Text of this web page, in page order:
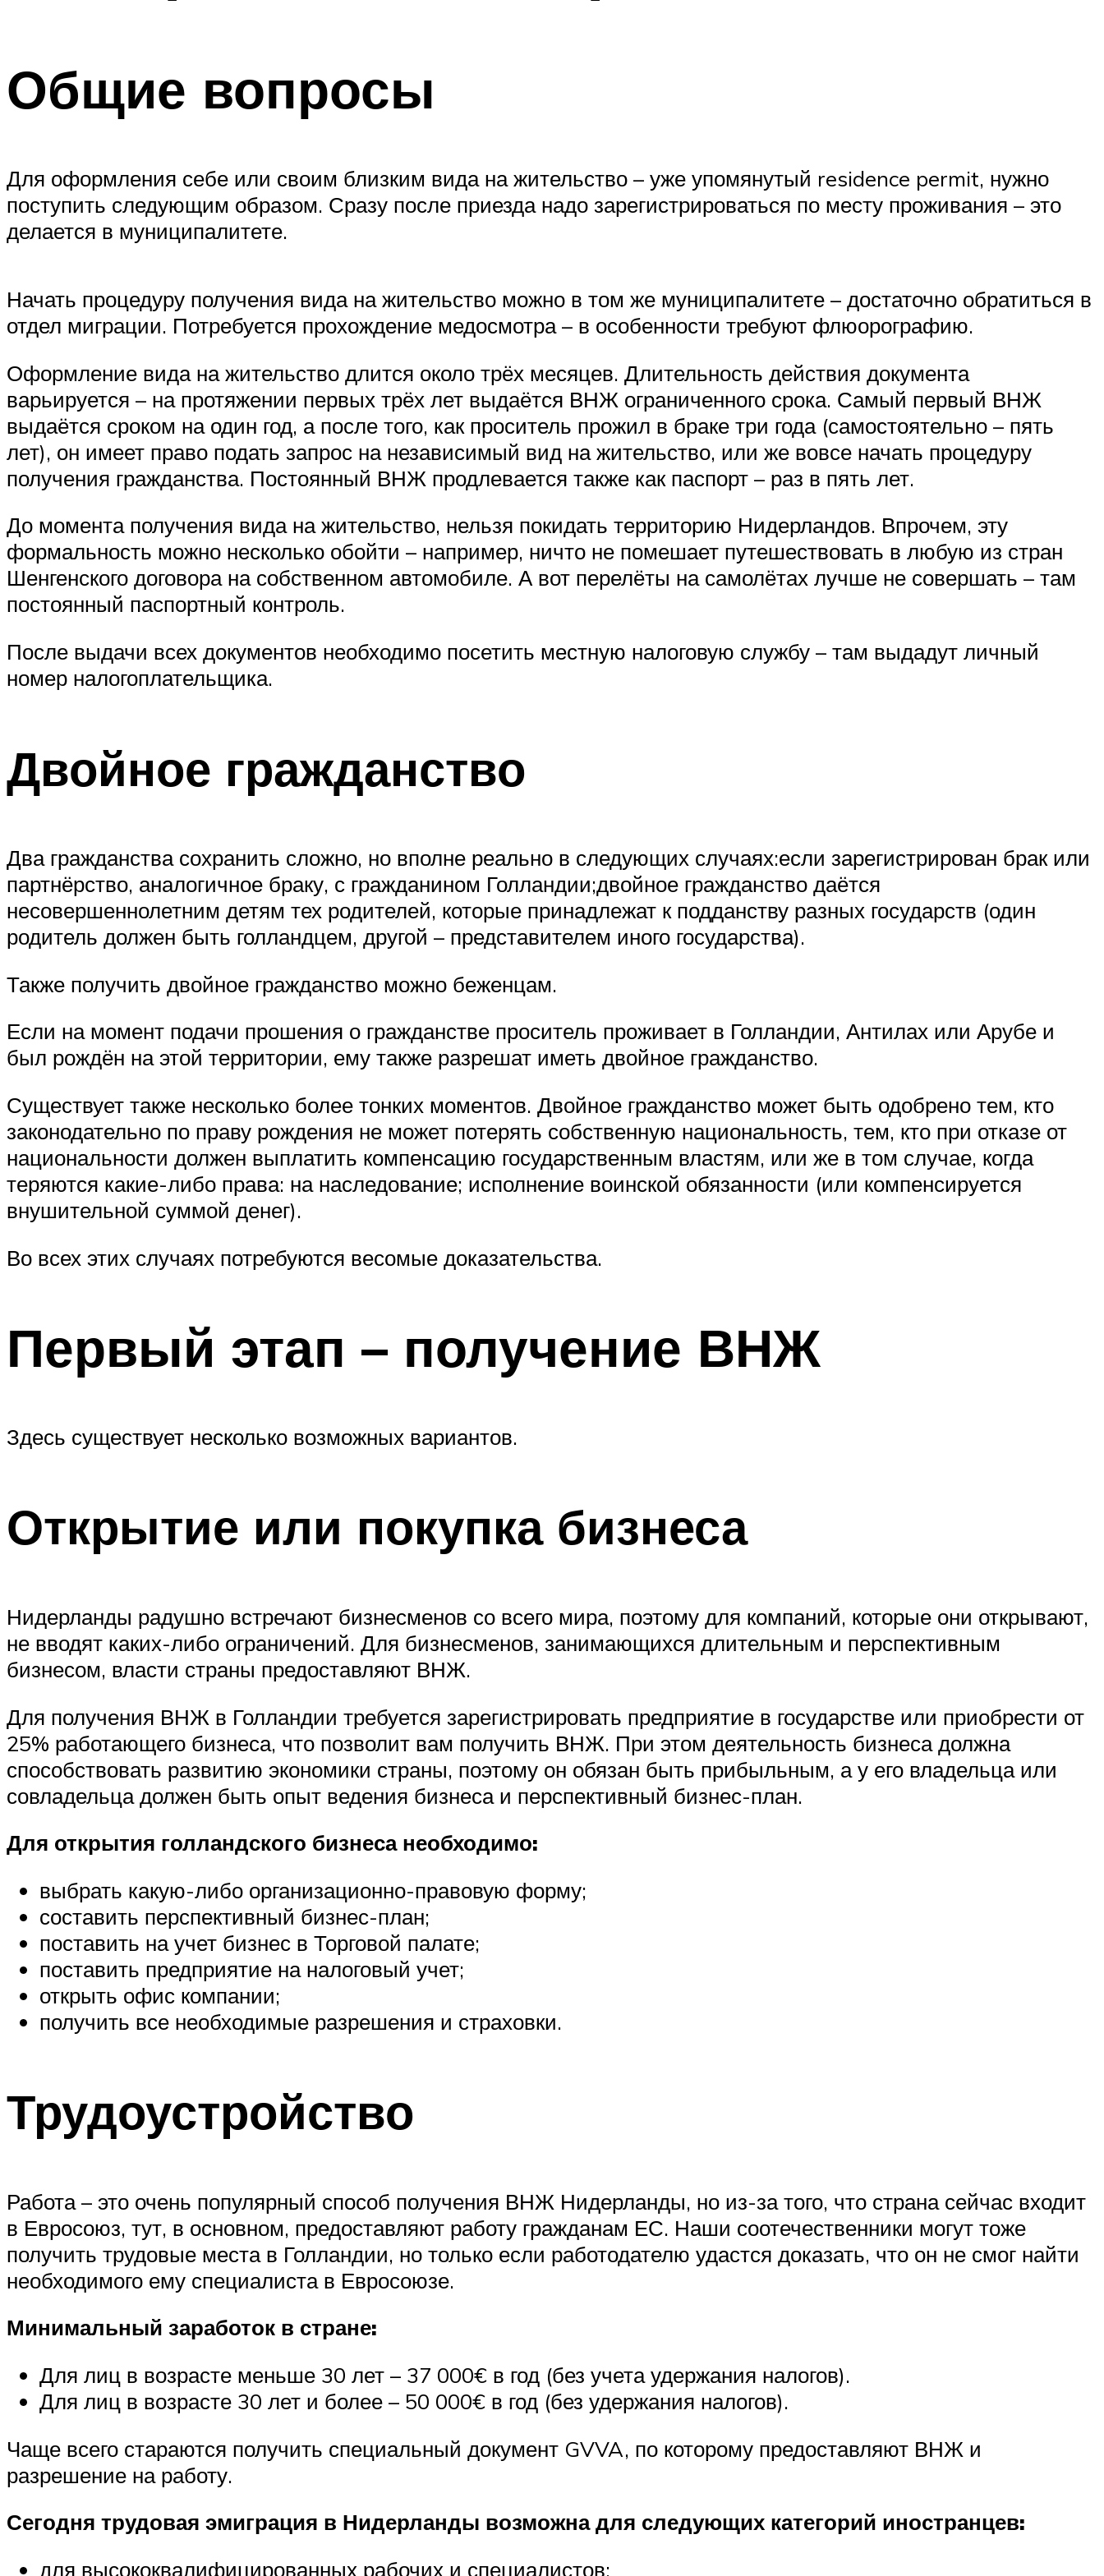
Общие вопросы
Для оформления себе или своим близким вида на жительство – уже упомянутый residence permit, нужно
поступить следующим образом. Сразу после приезда надо зарегистрироваться по месту проживания – это
делается в муниципалитете.
Начать процедуру получения вида на жительство можно в том же муниципалитете – достаточно обратиться в
отдел миграции. Потребуется прохождение медосмотра – в особенности требуют флюорографию.
Оформление вида на жительство длится около трёх месяцев. Длительность действия документа
варьируется – на протяжении первых трёх лет выдаётся ВНЖ ограниченного срока. Самый первый ВНЖ
выдаётся сроком на один год, а после того, как проситель прожил в браке три года (самостоятельно – пять
лет), он имеет право подать запрос на независимый вид на жительство, или же вовсе начать процедуру
получения гражданства. Постоянный ВНЖ продлевается также как паспорт – раз в пять лет.
До момента получения вида на жительство, нельзя покидать территорию Нидерландов. Впрочем, эту
формальность можно несколько обойти – например, ничто не помешает путешествовать в любую из стран
Шенгенского договора на собственном автомобиле. А вот перелёты на самолётах лучше не совершать – там
постоянный паспортный контроль.
После выдачи всех документов необходимо посетить местную налоговую службу – там выдадут личный
номер налогоплательщика.
Двойное гражданство
Два гражданства сохранить сложно, но вполне реально в следующих случаях:если зарегистрирован брак или
партнёрство, аналогичное браку, с гражданином Голландии;двойное гражданство даётся
несовершеннолетним детям тех родителей, которые принадлежат к подданству разных государств (один
родитель должен быть голландцем, другой – представителем иного государства).
Также получить двойное гражданство можно беженцам.
Если на момент подачи прошения о гражданстве проситель проживает в Голландии, Антилах или Арубе и
был рождён на этой территории, ему также разрешат иметь двойное гражданство.
Существует также несколько более тонких моментов. Двойное гражданство может быть одобрено тем, кто
законодательно по праву рождения не может потерять собственную национальность, тем, кто при отказе от
национальности должен выплатить компенсацию государственным властям, или же в том случае, когда
теряются какие-либо права: на наследование; исполнение воинской обязанности (или компенсируется
внушительной суммой денег).
Во всех этих случаях потребуются весомые доказательства.
Первый этап – получение ВНЖ
Здесь существует несколько возможных вариантов.
Открытие или покупка бизнеса
Нидерланды радушно встречают бизнесменов со всего мира, поэтому для компаний, которые они открывают,
не вводят каких-либо ограничений. Для бизнесменов, занимающихся длительным и перспективным
бизнесом, власти страны предоставляют ВНЖ.
Для получения ВНЖ в Голландии требуется зарегистрировать предприятие в государстве или приобрести от
25% работающего бизнеса, что позволит вам получить ВНЖ. При этом деятельность бизнеса должна
способствовать развитию экономики страны, поэтому он обязан быть прибыльным, а у его владельца или
совладельца должен быть опыт ведения бизнеса и перспективный бизнес-план.
Для открытия голландского бизнеса необходимо:
выбрать какую-либо организационно-правовую форму;
составить перспективный бизнес-план;
поставить на учет бизнес в Торговой палате;
поставить предприятие на налоговый учет;
открыть офис компании;
получить все необходимые разрешения и страховки.
Трудоустройство
Работа – это очень популярный способ получения ВНЖ Нидерланды, но из-за того, что страна сейчас входит
в Евросоюз, тут, в основном, предоставляют работу гражданам ЕС. Наши соотечественники могут тоже
получить трудовые места в Голландии, но только если работодателю удастся доказать, что он не смог найти
необходимого ему специалиста в Евросоюзе.
Минимальный заработок в стране:
Для лиц в возрасте меньше 30 лет – 37 000€ в год (без учета удержания налогов).
Для лиц в возрасте 30 лет и более – 50 000€ в год (без удержания налогов).
Чаще всего стараются получить специальный документ GVVA, по которому предоставляют ВНЖ и
разрешение на работу.
Сегодня трудовая эмиграция в Нидерланды возможна для следующих категорий иностранцев:
для высококвалифицированных рабочих и специалистов;